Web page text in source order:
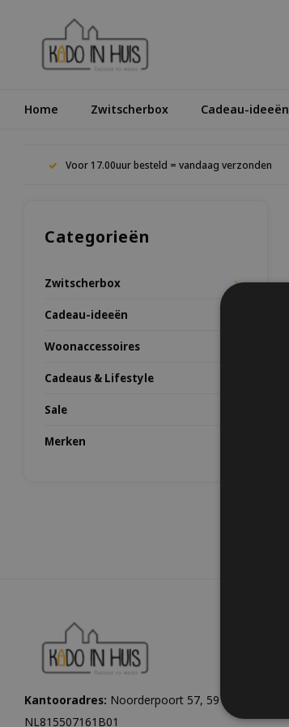
Home Zwitscherbox Cadeau-ideeën
Voor 17.00uur besteld = vandaag verzonden
Categorieën
Zwitscherbox
Cadeau-ideeën
Woonaccessoires
Cadeaus & Lifestyle
Sale
Merken
Kantooradres: Noorderpoort 57, 5916 PJ Venlo |
NL815507161B01